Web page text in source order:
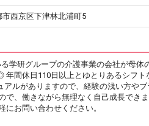
市西京区下津林北浦町5
学研グループの介護事業の会社が母
年間休日110日以上とゆとりあるシフ
アルがありますので、経験の浅い方や
で、働きながら無理なく自己成長でき
お問い合わせください。